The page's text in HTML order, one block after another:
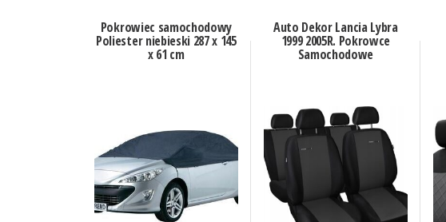
Pokrowiec samochodowy
Poliester niebieski 287 x 145
x 61 cm
Auto Dekor Lancia Lybra
1999 2005R. Pokrowce
Samochodowe